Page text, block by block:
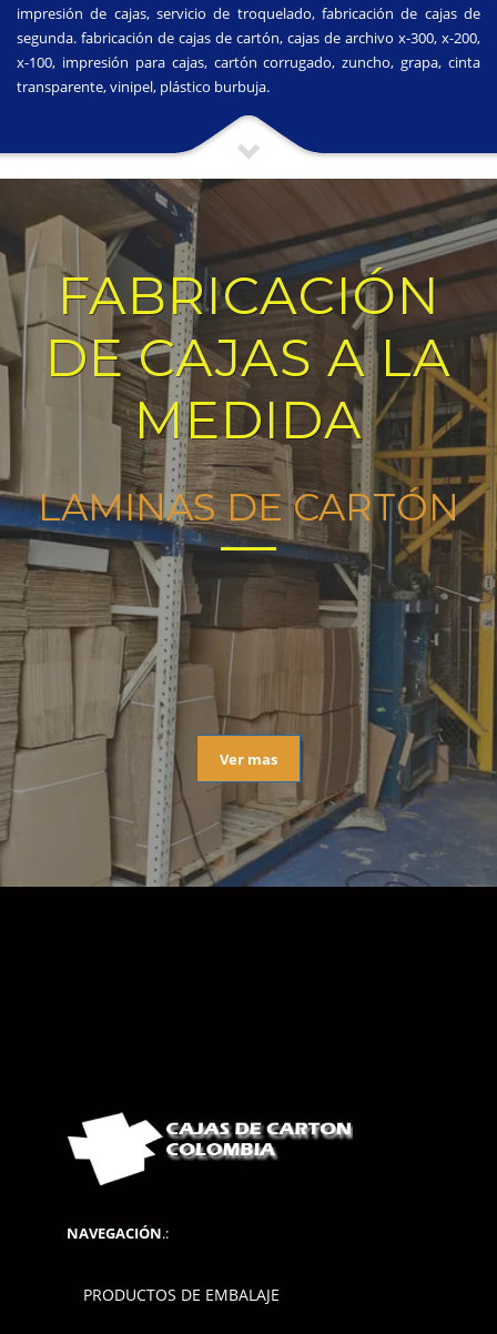
impresión de cajas, servicio de troquelado, fabricación de cajas de
segunda. fabricación de cajas de cartón, cajas de archivo x-300, x-200,
x-100, impresión para cajas, cartón corrugado, zuncho, grapa, cinta
transparente, vinipel, plástico burbuja.
FABRICACIÓN
DE CAJAS A LA
MEDIDA
LAMINAS DE CARTÓN
Ver mas
NAVEGACIÓN.:
PRODUCTOS DE EMBALAJE